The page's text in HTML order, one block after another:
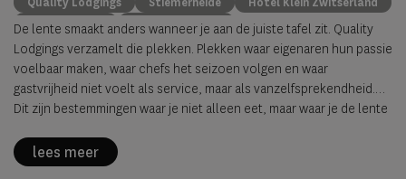
De Havixhorst
Hotel De Wereld
Boutique Hotel De Witte Dame
De lente smaakt anders wanneer je aan de juiste tafel zit. Quality
Lodgings verzamelt die plekken. Plekken waar eigenaren hun passie
voelbaar maken, waar chefs het seizoen volgen en waar
gastvrijheid niet voelt als service, maar als vanzelfsprekendheid.
Dit zijn bestemmingen waar je niet alleen eet, maar waar je de lente
gastronomie die raakt. Ontdek de volledige collectie op
qualitylodgings.com
lees meer